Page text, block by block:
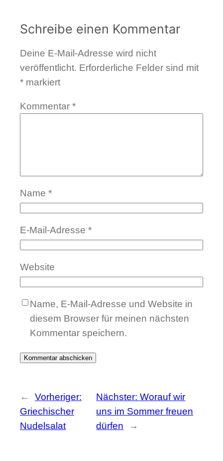
Schreibe einen Kommentar
Deine E-Mail-Adresse wird nicht
veröffentlicht. Erforderliche Felder sind mit
* markiert
Kommentar *
Name *
E-Mail-Adresse *
Website
Name, E-Mail-Adresse und Website in
diesem Browser für meinen nächsten
Kommentar speichern.
←
Vorheriger:
Griechischer
Nudelsalat
Nächster:Worauf wir
uns im Sommer freuen
dürfen
→